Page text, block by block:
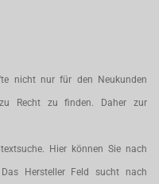
nicht nur für den Neukunden
Recht zu finden. Daher zur
Hier können Sie nach
Hersteller Feld sucht nach